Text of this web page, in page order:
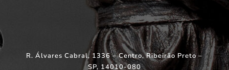
R. Álvares Cabral, 1336 – Centro, Ribeirão Preto –
SP, 14010-080